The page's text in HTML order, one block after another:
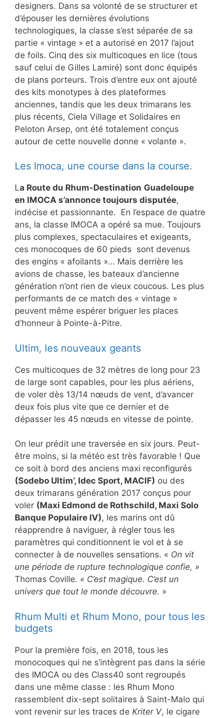
designers. Dans sa volonté de se structurer et
d’épouser les dernières évolutions
technologiques, la classe s’est séparée de sa
partie « vintage » et a autorisé en 2017 l’ajout
de foils. Cinq des six multicoques en lice (tous
sauf celui de Gilles Lamiré) sont donc équipés
de plans porteurs. Trois d’entre eux ont ajouté
des kits monotypes à des plateformes
anciennes, tandis que les deux trimarans les
plus récents, Ciela Village et Solidaires en
Peloton Arsep, ont été totalement conçus
autour de cette nouvelle donne « volante ».
Les Imoca, une course dans la course.
La Route du Rhum-Destination Guadeloupe
en IMOCA s’annonce toujours disputée,
indécise et passionnante. En l’espace de quatre
ans, la classe IMOCA a opéré sa mue. Toujours
plus complexes, spectaculaires et exigeants,
ces monocoques de 60 pieds sont devenus
des engins « afoilants »… Mais derrière les
avions de chasse, les bateaux d’ancienne
génération n’ont rien de vieux coucous. Les plus
performants de ce match des « vintage »
peuvent même espérer briguer les places
d’honneur à Pointe-à-Pitre.
Ultim, les nouveaux geants
Ces multicoques de 32 mètres de long pour 23
de large sont capables, pour les plus aériens,
de voler dès 13/14 nœuds de vent, d’avancer
deux fois plus vite que ce dernier et de
dépasser les 45 nœuds en vitesse de pointe.
On leur prédit une traversée en six jours. Peut-
être moins, si la météo est très favorable ! Que
ce soit à bord des anciens maxi reconfigurés
(Sodebo Ultim’, Idec Sport, MACIF) ou des
deux trimarans génération 2017 conçus pour
voler (Maxi Edmond de Rothschild, Maxi Solo
Banque Populaire IV), les marins ont dû
réapprendre à naviguer, à régler tous les
paramètres qui conditionnent le vol et à se
connecter à de nouvelles sensations. « On vit
une période de rupture technologique confie, »
Thomas Coville. « C’est magique. C’est un
univers que tout le monde découvre. »
Rhum Multi et Rhum Mono, pour tous les
budgets
Pour la première fois, en 2018, tous les
monocoques qui ne s’intègrent pas dans la série
des IMOCA ou des Class40 sont regroupés
dans une même classe : les Rhum Mono
rassemblent dix-sept solitaires à Saint-Malo qui
vont revenir sur les traces de Kriter V, le cigare